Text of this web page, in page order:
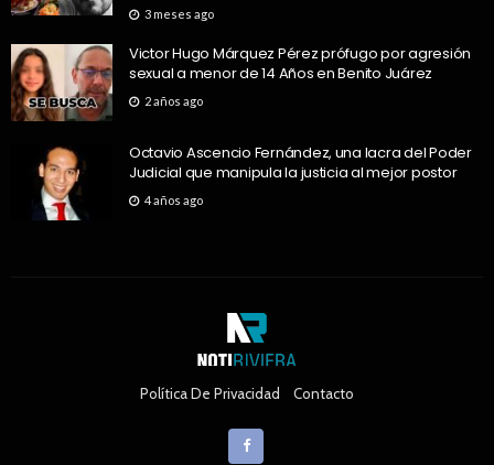
3 meses ago
Victor Hugo Márquez Pérez prófugo por agresión
sexual a menor de 14 Años en Benito Juárez
2 años ago
Octavio Ascencio Fernández, una lacra del Poder
Judicial que manipula la justicia al mejor postor
4 años ago
Política De Privacidad Contacto